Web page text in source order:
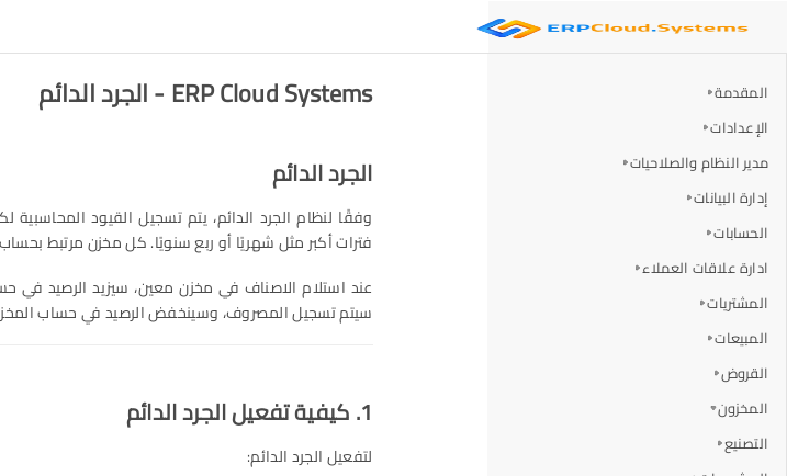
المقدمة
الإعدادات
مدير النظام والصلاحيات
إدارة البيانات
الحسابات
ادارة علاقات العملاء
المشتريات
المبيعات
القروض
المخزون
التصنيع
ERP Cloud Systems - الجرد الدائم
الجرد الدائم
وفقًا لنظام الجرد الدائم، يتم تسجيل القيود
فترات أكبر مثل شهريًا أو ربع سنويًا. كل مخزن مرتبط
عند استلام الاصناف في مخزن معين، سيزيد الرصيد في
سيتم تسجيل المصروف، وسينخفض الرصيد في حساب
1. كيفية تفعيل الجرد الدائم
لتفعيل الجرد الدائم: